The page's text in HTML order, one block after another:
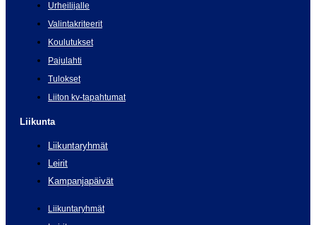
Urheilijalle
Valintakriteerit
Koulutukset
Pajulahti
Tulokset
Liiton kv-tapahtumat
Liikunta
Liikuntaryhmät
Leirit
Kampanjapäivät
Liikuntaryhmät